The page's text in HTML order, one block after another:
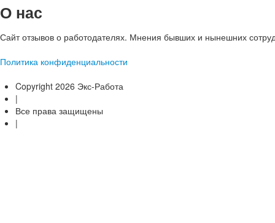
О нас
Сайт отзывов о работодателях. Мнения бывших и нынешних
Политика конфиденциальности
Copyright 2026 Экс-Работа
|
Все права защищены
|